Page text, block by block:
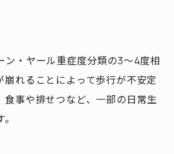
ン・ヤール重症度分類の3～4度相
崩れることによって歩行が不安定
食事や排せつなど、一部の日常生